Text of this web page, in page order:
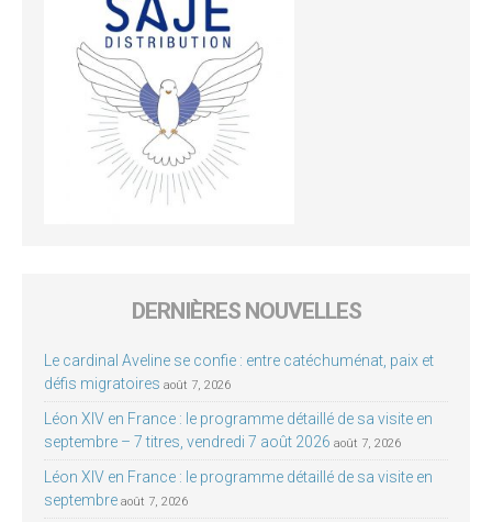
DERNIÈRES NOUVELLES
Le cardinal Aveline se confie : entre catéchuménat, paix et
défis migratoires août 7, 2026
Léon XIV en France : le programme détaillé de sa visite en
septembre – 7 titres, vendredi 7 août 2026 août 7, 2026
Léon XIV en France : le programme détaillé de sa visite en
septembre août 7, 2026